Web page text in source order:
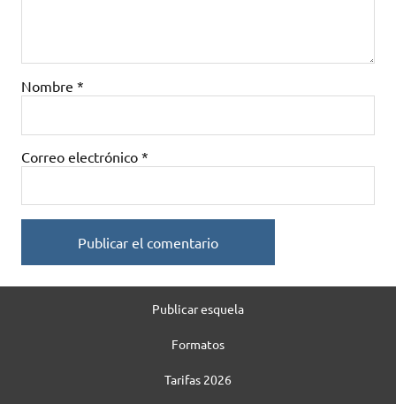
Nombre *
Correo electrónico *
Publicar esquela
Formatos
Tarifas 2026